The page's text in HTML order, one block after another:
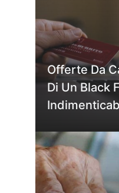
Offerte Da
Di Un Black